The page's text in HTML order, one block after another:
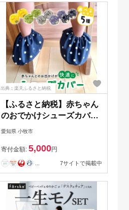
出典：楽天ふるさと納税
【ふるさと納税】赤ちゃん
のおでかけシューズカバー
ギフト（グリーン／イエロ
イビー） 【ベビー用品】
愛知県 小牧市
寄付金額: 5,000円
7サイトで掲載中